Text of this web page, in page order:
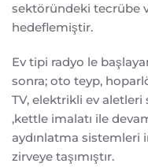
sektöründeki tecrübe
hedeflemiştir.
Ev tipi radyo le
sonra; oto teyp,
TV, elektrikli ev aletleri
,kettle imalatı ile
aydınlatma sistemleri
zirveye taşımıştır.